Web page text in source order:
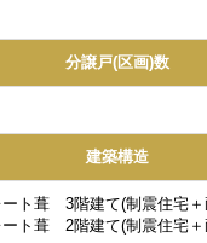
分譲戸(区画)数
建築構造
ート葺 3階建て(制震住宅＋
ート葺 2階建て(制震住宅＋